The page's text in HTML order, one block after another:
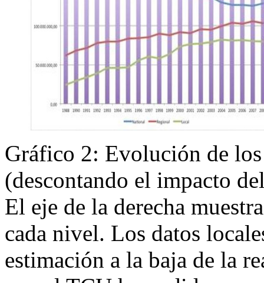
Gráfico 2: Evolución de
(descontando el impacto
El eje de la derecha
cada nivel. Los datos
estimación a la baja de la